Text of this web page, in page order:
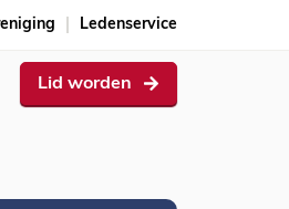
Ledenservice
Lid worden